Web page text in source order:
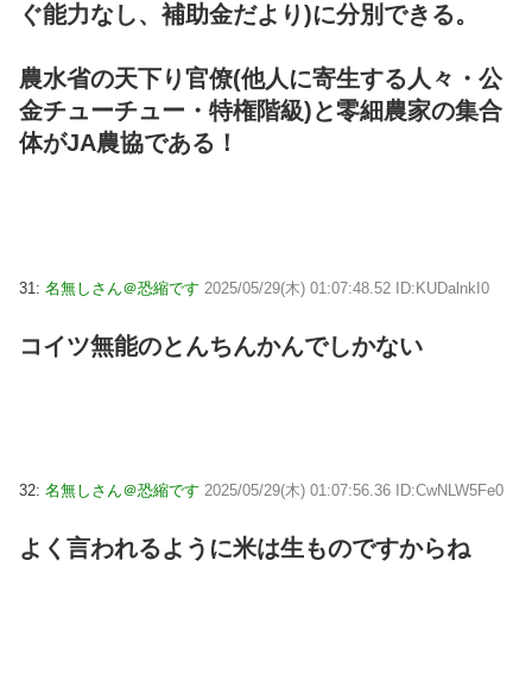
ぐ能力なし、補助金だより)に分別できる。
農水省の天下り官僚(他人に寄生する人々・公
金チューチュー・特権階級)と零細農家の集合
体がJA農協である！
31: 名無しさん＠恐縮です 2025/05/29(木) 01:07:48.52 ID:KUDalnkI0
コイツ無能のとんちんかんでしかない
32: 名無しさん＠恐縮です 2025/05/29(木) 01:07:56.36 ID:CwNLW5Fe0
よく言われるように米は生ものですからね